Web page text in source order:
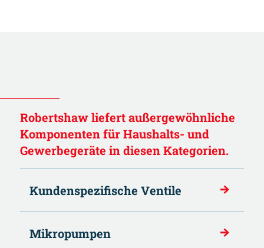
Robertshaw liefert außergewöhnliche
Komponenten für Haushalts- und
Gewerbegeräte in diesen Kategorien.
Kundenspezifische Ventile
Mikropumpen